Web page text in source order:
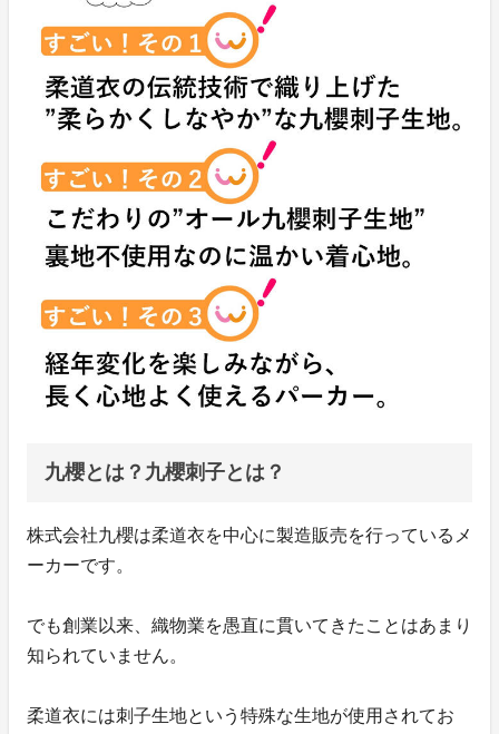
九櫻とは？九櫻刺子とは？
株式会社九櫻は柔道衣を中心に製造販売を行っているメ
ーカーです。
でも創業以来、織物業を愚直に貫いてきたことはあまり
知られていません。
柔道衣には刺子生地という特殊な生地が使用されてお